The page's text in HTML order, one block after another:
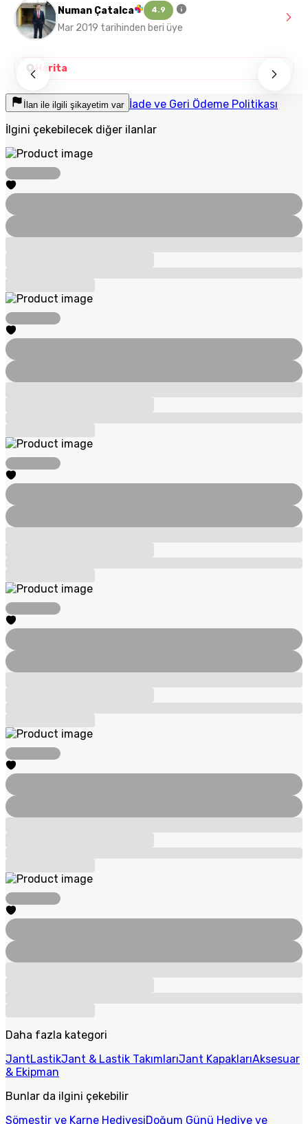
Numan Çatalca 4.9
Mar 2019 tarihinden beri üye
Harita
İlan ile ilgili şikayetim var İade ve Geri Ödeme Politikası
İlgini çekebilecek diğer ilanlar
Daha fazla kategori
JantLastikJant & Lastik TakımlarıJant KapaklarıAksesuar
& Ekipman
Bunlar da ilgini çekebilir
Sömestir ve Karne HediyesiDoğum Günü Hediye ve